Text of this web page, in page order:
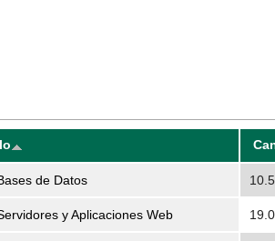
de Datos
y Aplicaciones Web